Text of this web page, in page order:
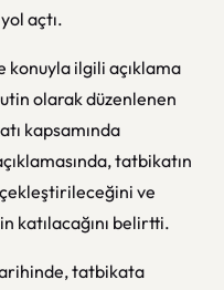
açtı.
konuyla ilgili açıklama
olarak düzenlenen
kapsamında
tatbikatın
ve
katılacağını belirtti.
tatbikata